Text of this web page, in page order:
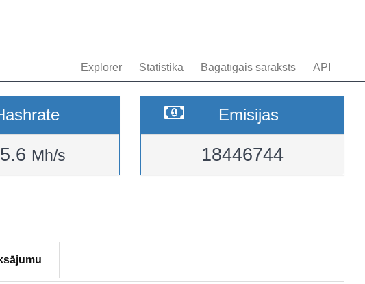
Explorer Statistika Bagātīgais saraksts API
Mh/s
Emisijas
18446744